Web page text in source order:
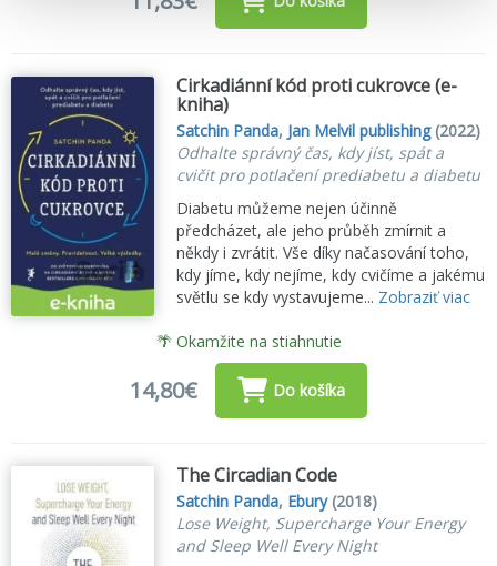
Cirkadiánní kód proti cukrovce (e-
kniha)
Satchin Panda, Jan Melvil publishing(2022)
Odhalte správný čas, kdy jíst, spát a
cvičit pro potlačení prediabetu a diabetu
Diabetu můžeme nejen účinně
předcházet, ale jeho průběh zmírnit a
někdy i zvrátit. Vše díky načasování toho,
kdy jíme, kdy nejíme, kdy cvičíme a jakému
světlu se kdy vystavujeme... Zobraziť viac
🌴 Okamžite na stiahnutie
14,80€ Do košíka
The Circadian Code
Satchin Panda, Ebury(2018)
Lose Weight, Supercharge Your Energy
and Sleep Well Every Night